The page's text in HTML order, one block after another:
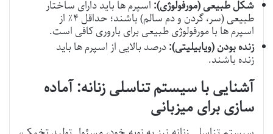
شکل طبیعی (مورفولوژی): اسپرم ها باید دارای ساختار
طبیعی (سر، گردن و دم سالم) باشند؛ حداقل ۴٪ از
اسپرم ها با مورفولوژی طبیعی برای باروری کافی است.
زنده بودن (ویابیلیتی):درصد بالایی از اسپرم ها باید
زنده باشند.
آشنایی با سیستم تناسلی زنانه: آماده
سازی برای میزبانی